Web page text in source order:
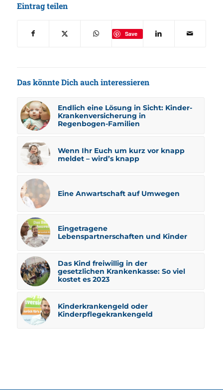
Eintrag teilen
Save
Das könnte Dich auch interessieren
Endlich eine Lösung in Sicht: Kinder-
Krankenversicherung in
Regenbogen-Familien
Wenn Ihr Euch um kurz vor knapp
meldet – wird’s knapp
Eine Anwartschaft auf Umwegen
Eingetragene
Lebenspartnerschaften und Kinder
Das Kind freiwillig in der
gesetzlichen Krankenkasse: So viel
kostet es 2023
Kinderkrankengeld oder
Kinderpflegekrankengeld